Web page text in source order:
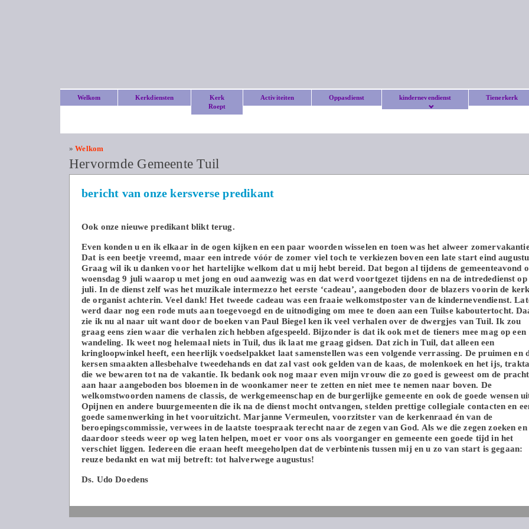
Welkom Kerkdiensten
Kerk
Roept
Activiteiten Oppasdienst kindernevendienst Tienerkerk
»Welkom
Hervormde Gemeente Tuil
bericht van onze kersverse predikant
Ook onze nieuwe predikant blikt terug.
Even konden u en ik elkaar in de ogen kijken en een paar woorden wisselen en toen was het alweer
Dat is een beetje vreemd, maar een intrede vóór de zomer viel toch te verkiezen boven een late start eind
Graag wil ik u danken voor het hartelijke welkom dat u mij hebt bereid. Dat begon al tijdens de gemeenteavond
woensdag 9 juli waarop u met jong en oud aanwezig was en dat werd voortgezet tijdens en na de intrededienst op
juli. In de dienst zelf was het muzikale intermezzo het eerste ‘cadeau’, aangeboden door de blazers voorin de
de organist achterin. Veel dank! Het tweede cadeau was een fraaie welkomstposter van de kindernevendienst.
werd daar nog een rode muts aan toegevoegd en de uitnodiging om mee te doen aan een Tuilse kaboutertocht.
zie ik nu al naar uit want door de boeken van Paul Biegel ken ik veel verhalen over de dwergjes van Tuil. Ik zou
graag eens zien waar die verhalen zich hebben afgespeeld. Bijzonder is dat ik ook met de tieners mee mag op een
wandeling. Ik weet nog helemaal niets in Tuil, dus ik laat me graag gidsen. Dat zich in Tuil, dat alleen een
kringloopwinkel heeft, een heerlijk voedselpakket laat samenstellen was een volgende verrassing. De pruimen en
kersen smaakten allesbehalve tweedehands en dat zal vast ook gelden van de kaas, de molenkoek en het ijs,
die we bewaren tot na de vakantie. Ik bedank ook nog maar even mijn vrouw die zo goed is geweest om de
aan haar aangeboden bos bloemen in de woonkamer neer te zetten en niet mee te nemen naar boven. De
welkomstwoorden namens de classis, de werkgemeenschap en de burgerlijke gemeente en ook de goede wensen
Opijnen en andere buurgemeenten die ik na de dienst mocht ontvangen, stelden prettige collegiale contacten en
goede samenwerking in het vooruitzicht. Marjanne Vermeulen, voorzitster van de kerkenraad én van de
beroepingscommissie, verwees in de laatste toespraak terecht naar de zegen van God. Als we die zegen zoeken en
daardoor steeds weer op weg laten helpen, moet er voor ons als voorganger en gemeente een goede tijd in het
verschiet liggen. Iedereen die eraan heeft meegeholpen dat de verbintenis tussen mij en u zo van start is gegaan:
reuze bedankt en wat mij betreft: tot halverwege augustus!
Ds. Udo Doedens